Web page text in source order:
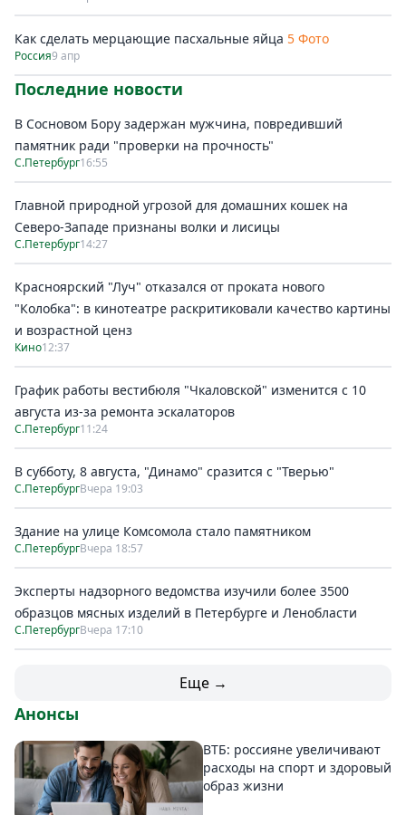
Как сделать мерцающие пасхальные яйца 5 Фото
Россия9 апр
Последние новости
В Сосновом Бору задержан мужчина, повредивший
памятник ради "проверки на прочность"
С.Петербург16:55
Главной природной угрозой для домашних кошек на
Северо-Западе признаны волки и лисицы
С.Петербург14:27
Красноярский "Луч" отказался от проката нового
"Колобка": в кинотеатре раскритиковали качество картины
и возрастной ценз
Кино12:37
График работы вестибюля "Чкаловской" изменится с 10
августа из-за ремонта эскалаторов
С.Петербург11:24
В субботу, 8 августа, "Динамо" сразится с "Тверью"
С.ПетербургВчера 19:03
Здание на улице Комсомола стало памятником
С.ПетербургВчера 18:57
Эксперты надзорного ведомства изучили более 3500
образцов мясных изделий в Петербурге и Ленобласти
С.ПетербургВчера 17:10
Еще →
Анонсы
ВТБ: россияне увеличивают
расходы на спорт и здоровый
образ жизни